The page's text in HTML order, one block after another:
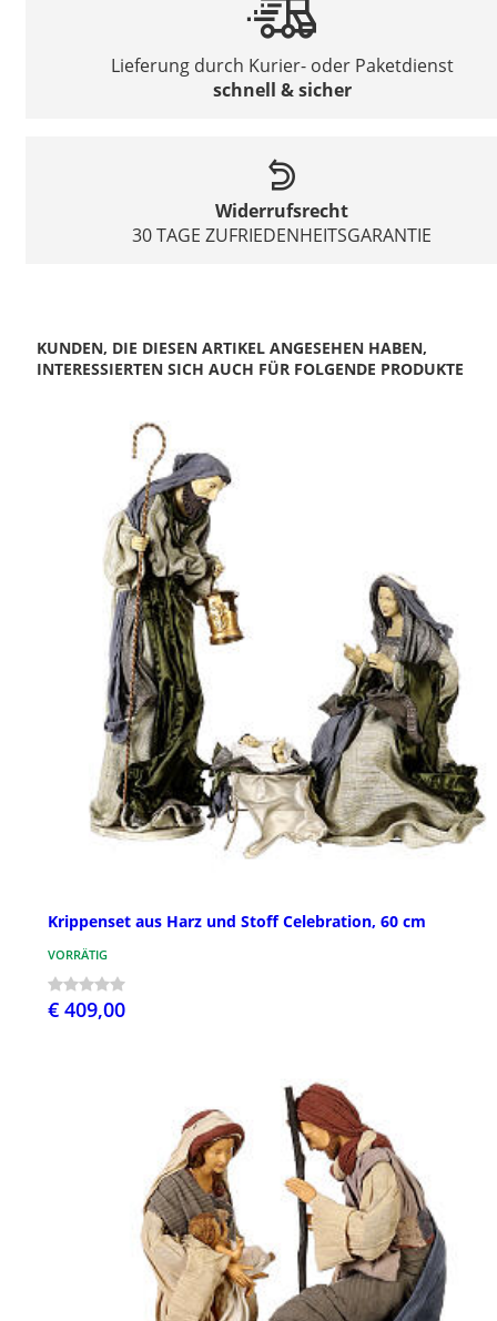
Lieferung durch Kurier- oder Paketdienst
schnell & sicher
Widerrufsrecht
30 TAGE ZUFRIEDENHEITSGARANTIE
KUNDEN, DIE DIESEN ARTIKEL ANGESEHEN HABEN,
INTERESSIERTEN SICH AUCH FÜR FOLGENDE PRODUKTE
Krippenset aus Harz und Stoff Celebration, 60 cm
VORRÄTIG
€ 409,00